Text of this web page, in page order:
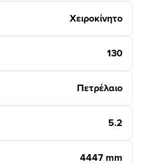
Χειροκίνητο
130
Πετρέλαιο
5.2
4447 mm